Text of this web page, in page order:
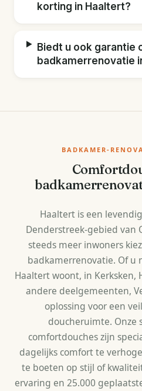
korting in Haaltert?
Biedt u ook garantie
badkamerrenovatie
BADKAMER-
Haaltert is een
Denderstreek-gebied van
steeds meer inwoners
badkamerrenovatie. Of u
Haaltert woont, in Kerksken,
andere deelgemeenten,
oplossing voor een
doucheruimte. Onze
comfortdouches zijn
dagelijks comfort te
te boeten op stijl of
ervaring en 25.000